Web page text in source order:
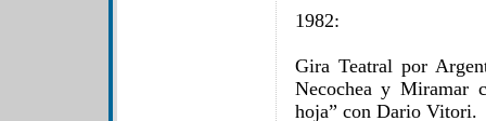
1982:
Gira Teatral por
Necochea y Miramar
hoja” con Dario Vitori.